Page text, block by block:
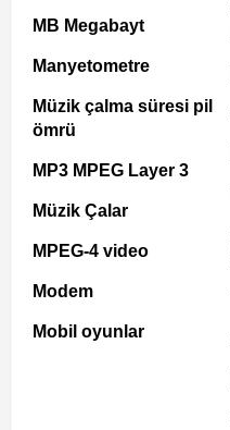
MB Megabayt
Manyetometre
Müzik çalma süresi pil
ömrü
MP3 MPEG Layer 3
Müzik Çalar
MPEG-4 video
Modem
Mobil oyunlar